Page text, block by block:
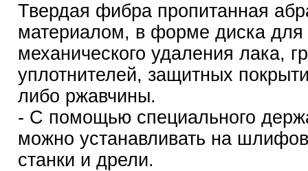
Твердая фибра пропитанная
материалом, в форме диска для
механического удаления лака,
уплотнителей, защитных
либо ржавчины.
- С помощью специального
можно устанавливать на
станки и дрели.